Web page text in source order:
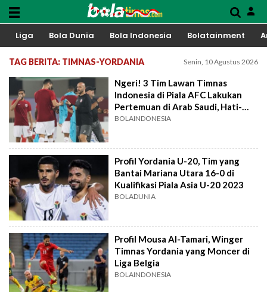
Liga Bola Dunia Bola Indonesia Bolatainment
TAG BERITA: TIMNAS-YORDANIA Senin, 10 Agustus 2026
Ngeri! 3 Tim Lawan Timnas
Indonesia di Piala AFC Lakukan
Pertemuan di Arab Saudi, Hati-
Hati Shin tae Yong
BOLAINDONESIA
Profil Yordania U-20, Tim yang
Bantai Mariana Utara 16-0 di
Kualifikasi Piala Asia U-20 2023
BOLADUNIA
Profil Mousa Al-Tamari, Winger
Timnas Yordania yang Moncer di
Liga Belgia
BOLAINDONESIA